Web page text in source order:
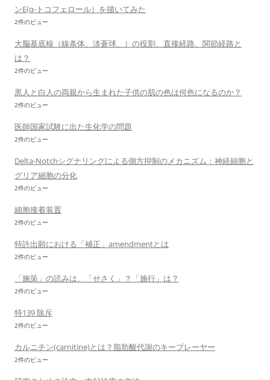
ンE(α-トコフェロール）を描いてみた
2件のビュー
大脳基底核（線条体、淡蒼球、）の役割、直接経路、関節経路と
は？
2件のビュー
黒人と白人の両親から生まれた子供の肌の色は何色になるのか？
2件のビュー
医師国家試験に出た生化学の問題
2件のビュー
Delta-Notchシグナリングによる側方抑制のメカニズム：神経細胞と
グリア細胞の分化
2件のビュー
細胞接着装置
2件のビュー
特許出願における「補正」amendmentとは
2件のビュー
「施策」の読みは、「せさく」？「施行」は？
2件のビュー
特139 除斥
2件のビュー
カルニチン(carnitine)とは？脂肪酸代謝のキープレーヤー
2件のビュー